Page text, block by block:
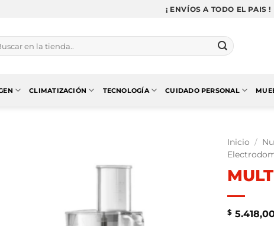
¡ ENVÍOS A TODO EL PAIS !
CLIMATIZACIÓN TECNOLOGÍA CUIDADO PERSONAL
Inicio /
$